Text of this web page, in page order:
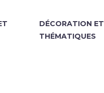
DÉCORATION ET
THÉMATIQUES